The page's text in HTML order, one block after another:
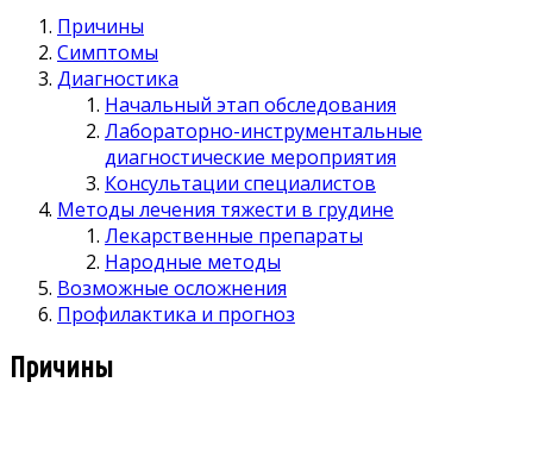
Причины
Симптомы
Диагностика
Начальный этап обследования
Лабораторно-инструментальные
диагностические мероприятия
Консультации специалистов
Методы лечения тяжести в грудине
Лекарственные препараты
Народные методы
Возможные осложнения
Профилактика и прогноз
Причины